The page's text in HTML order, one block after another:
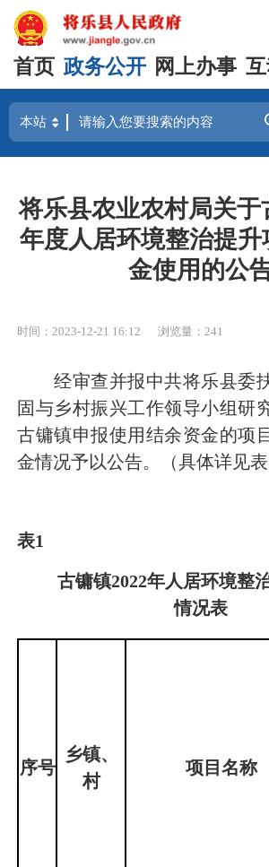
首页 政务公开 网上办事
将乐县农业农村局关于
年度人居环境整治提
金使用的公
时间：2023-12-21 16:12 浏览量：241
经审查并报中共将乐县委
固与乡村振兴工作领导小组研
古镛镇申报使用结余资金的项
金情况予以公告。（具体详见表
表1
古镛镇2022年人居环境整
情况表
序号
乡镇、
村
项目名称